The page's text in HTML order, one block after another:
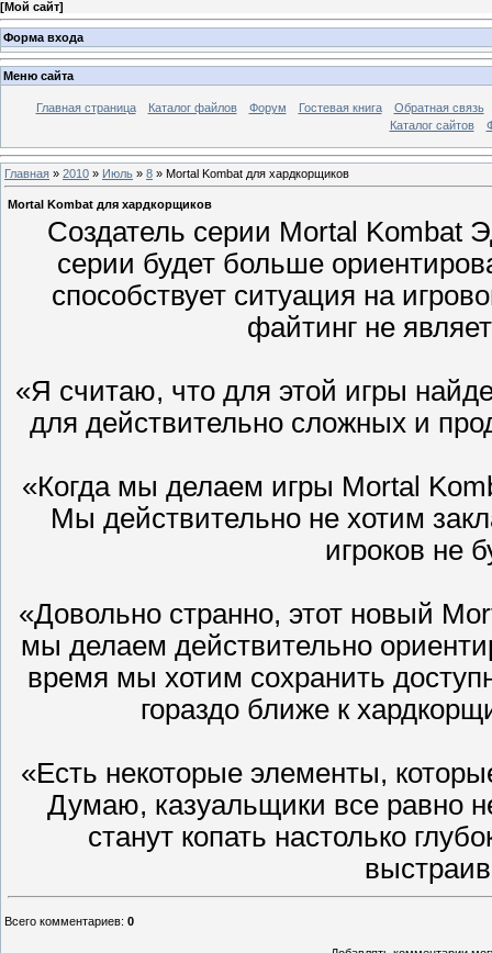
[Мой сайт]
Форма входа
Меню сайта
Главная страница Каталог файлов Форум Гостевая книга
Обратная связь
Каталог сайтов
Главная » 2010 » Июль » 8 » Mortal Kombat для хардкорщиков
Mortal Kombat для хардкорщиков
Создатель серии Mortal Kombat
серии будет больше
способствует ситуация на
файтинг не
«Я считаю, что для этой игры
для действительно сложных и
«Когда мы делаем игры Mortal
Мы действительно не хотим
игроков не
«Довольно странно, этот новый
мы делаем действительно
время мы хотим сохранить
гораздо ближе к
«Есть некоторые элементы,
Думаю, казуальщики все равно
станут копать настолько
Всего комментариев: 0